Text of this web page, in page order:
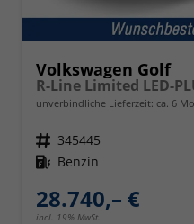
Volkswagen Golf
R-Line Limited LED-
unverbindliche Lieferzeit: ca. 6
Fahrzeugnr. 345445
Kraftstoff Benzin
28.740,– €
incl. 19% MwSt.